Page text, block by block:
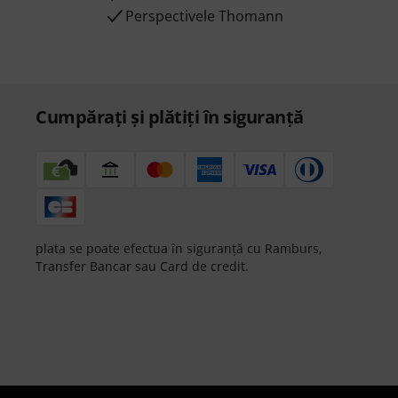
Perspectivele Thomann
Cumpărați și plătiți în siguranță
plata se poate efectua în siguranță cu Ramburs,
Transfer Bancar sau Card de credit.